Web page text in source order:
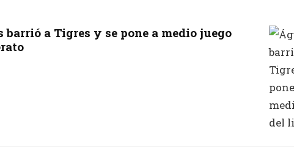
barrió a Tigres y se pone a medio juego